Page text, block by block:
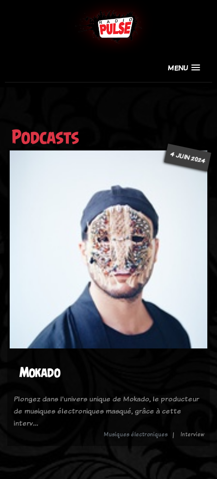
MENU
Podcasts
4 JUIN 2024
Mokado
Plongez dans l'univers unique de Mokado, le producteur
de musiques électroniques masqué, grâce à cette
interv…
Musiques électroniques Interview